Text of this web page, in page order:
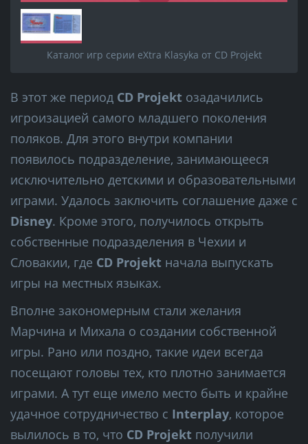
Каталог игр серии eXtra Klasyka от CD Projekt
В этот же период CD Projekt озадачились
игроизацией самого младшего поколения
поляков. Для этого внутри компании
появилось подразделение, занимающееся
исключительно детскими и образовательными
играми. Удалось заключить соглашение даже с
Disney. Кроме этого, получилось открыть
собственные подразделения в Чехии и
Словакии, где CD Projekt начала выпускать
игры на местных языках.
Вполне закономерным стали желания
Марчина и Михала о создании собственной
игры. Рано или поздно, такие идеи всегда
посещают головы тех, кто плотно занимается
играми. А тут еще имело место быть и крайне
удачное сотрудничество с Interplay, которое
вылилось в то, что CD Projekt получили